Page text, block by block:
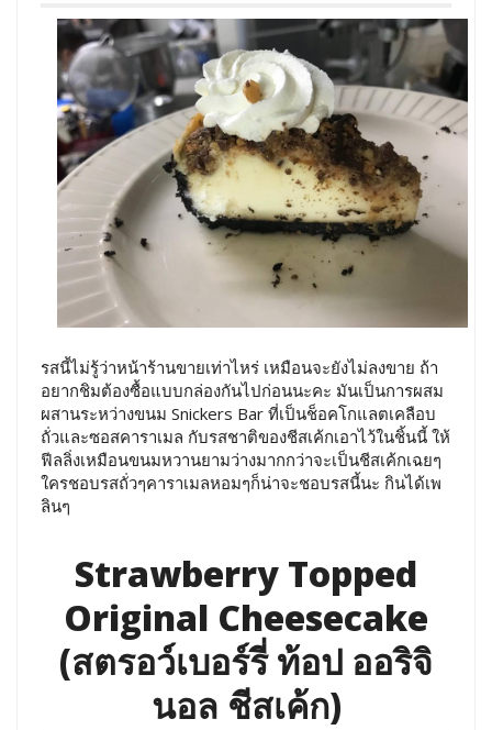
รสนี้ไม่รู้ว่าหน้าร้านขายเท่าไหร่ เหมือนจะยังไม่ลงขาย ถ้า
อยากชิมต้องซื้อแบบกล่องกันไปก่อนนะคะ มันเป็นการผสม
ผสานระหว่างขนม Snickers Bar ที่เป็นช็อคโกแลตเคลือบ
ถั่วและซอสคาราเมล กับรสชาติของชีสเค้กเอาไว้ในชิ้นนี้ ให้
ฟีลลิ่งเหมือนขนมหวานยามว่างมากกว่าจะเป็นชีสเค้กเฉยๆ
ใครชอบรสถั่วๆคาราเมลหอมๆก็น่าจะชอบรสนี้นะ กินได้เพ
ลินๆ
Strawberry Topped
Original Cheesecake
(สตรอว์เบอร์รี่ ท้อป ออริจิ
นอล ชีสเค้ก)